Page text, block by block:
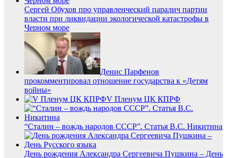
Сергей Обухов про управленческий паралич партии
власти при ликвидации экологической катастрофы в
Черном море
Денис Парфенов
прокомментировал отношение государства к «Детям
войны»
V Пленум ЦК КПРФ
“Сталин – вождь народов СССР”. Статья В.С. Никитина
День рождения Александра Сергеевича Пушкина – День